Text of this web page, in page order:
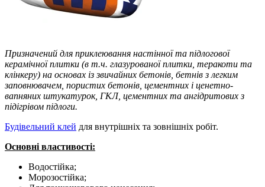
Призначений для приклеювання настінної та підлогової
керамічної плитки (в т.ч. глазурованої плитки, теракоти та
клінкеру) на основах із звичайних бетонів, бетнів з легким
заповнювачем, пористих бетонів, цементних і ценетно-
вапняних штукатурок, ГКЛ, цементних та ангідритових з
підігрівом підлоги.
Будівельний клей для внутрішніх та зовнішніх робіт.
Основні властивості:
Водостійка;
Морозостійка;